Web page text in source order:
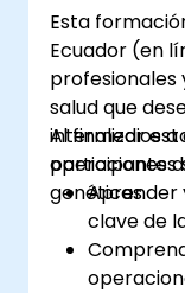
Esta
Ecuador (en
profesionales
salud que
intermedios a
operaciones
genéticas.
Al finalizar
participantes
Aprender
clave de